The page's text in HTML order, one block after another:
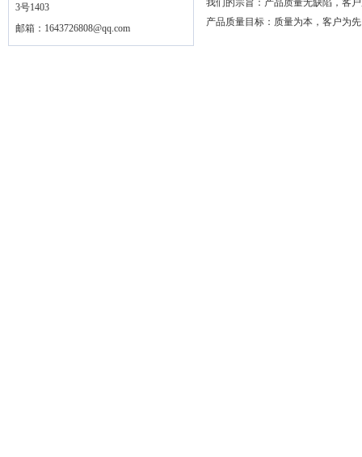
3号1403
邮箱： 1643726808@qq.com
我们的宗旨：产品质量无缺陷，客
产品质量目标：质量为本，客户为